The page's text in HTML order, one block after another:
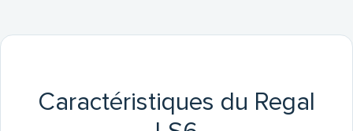
Caractéristiques du Regal